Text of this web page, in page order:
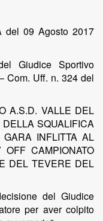
del 09 Agosto 2017
Giudice Sportivo
Com. Uff. n. 324 del
A.S.D. VALLE DEL
SQUALIFICA
INFLITTA AL
CAMPIONATO
DEL TEVERE DEL
del Giudice
per aver colpito